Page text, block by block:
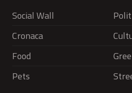
Social Wall
Cronaca
Food
Pets